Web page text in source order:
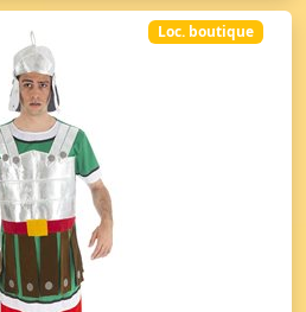
Loc. boutique